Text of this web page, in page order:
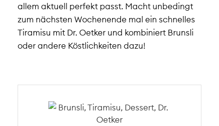
allem aktuell perfekt passt. Macht unbedingt
zum nächsten Wochenende mal ein schnelles
Tiramisu mit Dr. Oetker und kombiniert Brunsli
oder andere Köstlichkeiten dazu!